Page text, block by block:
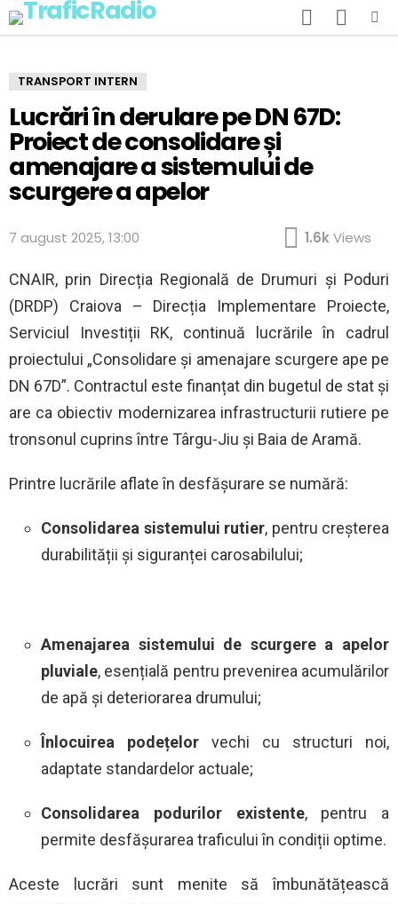
SWITCH
SKIN
SEARCH
Menu
TRANSPORT INTERN
Lucrări în derulare pe DN 67D:
Proiect de consolidare și
amenajare a sistemului de
scurgere a apelor
7 august 2025, 13:00 1.6kViews
CNAIR, prin Direcția Regională de Drumuri și Poduri
(DRDP) Craiova – Direcția Implementare Proiecte,
Serviciul Investiții RK, continuă lucrările în cadrul
proiectului „Consolidare și amenajare scurgere ape pe
DN 67D”. Contractul este finanțat din bugetul de stat și
are ca obiectiv modernizarea infrastructurii rutiere pe
tronsonul cuprins între Târgu-Jiu și Baia de Aramă.
Printre lucrările aflate în desfășurare se numără:
Consolidarea sistemului rutier, pentru creșterea
durabilității și siguranței carosabilului;
Amenajarea sistemului de scurgere a apelor
pluviale, esențială pentru prevenirea acumulărilor
de apă și deteriorarea drumului;
Înlocuirea podețelor vechi cu structuri noi,
adaptate standardelor actuale;
Consolidarea podurilor existente, pentru a
permite desfășurarea traficului în condiții optime.
Aceste lucrări sunt menite să îmbunătățească